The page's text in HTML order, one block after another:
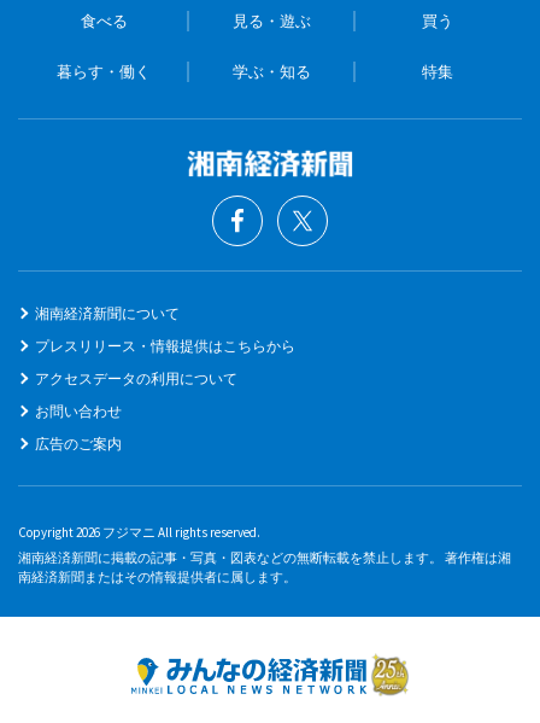
食べる 見る・遊ぶ 買う
暮らす・働く 学ぶ・知る 特集
湘南経済新聞について
プレスリリース・情報提供はこちらから
アクセスデータの利用について
お問い合わせ
広告のご案内
Copyright 2026 フジマニ All rights reserved.
湘南経済新聞に掲載の記事・写真・図表などの無断転載を禁止します。 著作権は湘
南経済新聞またはその情報提供者に属します。